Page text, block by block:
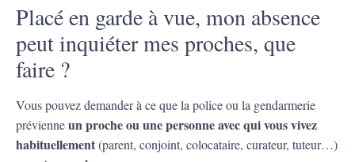
Placé en garde à vue, mon absence
peut inquiéter mes proches, que
faire ?
Vous pouvez demander à ce que la police ou la gendarmerie
prévienneun proche ou une personne avec qui vous vivez
habituellement(parent, conjoint, colocataire, curateur, tuteur…)